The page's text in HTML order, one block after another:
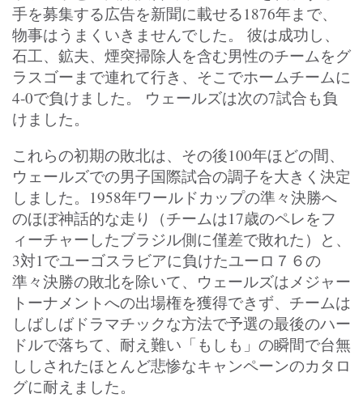
手を募集する広告を新聞に載せる1876年まで、
物事はうまくいきませんでした。 彼は成功し、
石工、鉱夫、煙突掃除人を含む男性のチームをグ
ラスゴーまで連れて行き、そこでホームチームに
4-0で負けました。 ウェールズは次の7試合も負
けました。
これらの初期の敗北は、その後100年ほどの間、
ウェールズでの男子国際試合の調子を大きく決定
しました。1958年ワールドカップの準々決勝へ
のほぼ神話的な走り（チームは17歳のペレをフ
ィーチャーしたブラジル側に僅差で敗れた）と、
3対1でユーゴスラビアに負けたユーロ７６の
準々決勝の敗北を除いて、ウェールズはメジャー
トーナメントへの出場権を獲得できず、チームは
しばしばドラマチックな方法で予選の最後のハー
ドルで落ちて、耐え難い「もしも」の瞬間で台無
ししされたほとんど悲惨なキャンペーンのカタロ
グに耐えました。